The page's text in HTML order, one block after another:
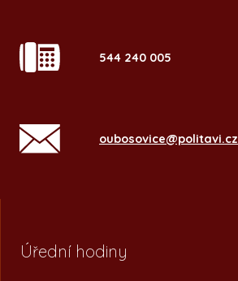
544 240 005
oubosovice@politavi.cz
Úřední hodiny